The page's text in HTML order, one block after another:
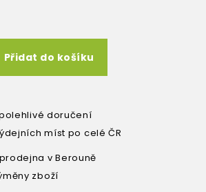
Přidat do košíku
doručení
míst po celé ČR
v Berouně
zboží